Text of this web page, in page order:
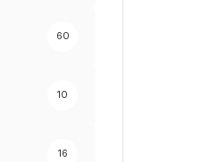
60
10
16